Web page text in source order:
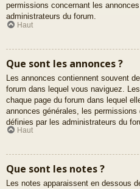
permissions concernant les
administrateurs du forum.
Haut
Que sont les annonces ?
Les annonces contiennent souvent
forum dans lequel vous naviguez.
chaque page du forum dans lequel
annonces générales, les
définies par les administrateurs du
Haut
Que sont les notes ?
Les notes apparaissent en dessous